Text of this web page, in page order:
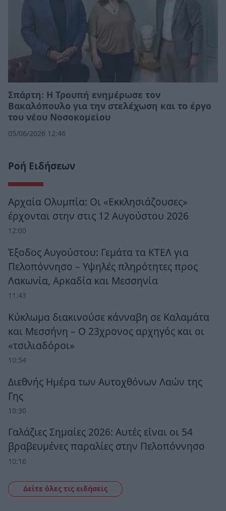
Σπάρτη: Η Τρουπή ενημέρωσε τον
Βακαλόπουλο για την στελέχωση και το έργο
του νέου Νοσοκομείου
05/06/2026 12:46
Ροή Ειδήσεων
Αρχαία Ολυμπία: Οι «Εκκλησιάζουσες»
έρχονται στην στις 12 Αυγούστου 2026
12:00
Έξοδος Αυγούστου: Γεμάτα τα ΚΤΕΛ για
Πελοπόννησο – Υψηλές πληρότητες προς
Λακωνία, Αρκαδία και Μεσσηνία
11:43
Κύκλωμα διακινούσε κάνναβη σε Καλαμάτα
και Μεσσήνη – Ο 23χρονος αρχηγός και οι
«τσιλιαδόροι»
10:54
Διεθνής Ημέρα των Αυτοχθόνων Λαών της
Γης
10:30
Γαλάζιες Σημαίες 2026: Αυτές είναι οι 54
βραβευμένες παραλίες στην Πελοπόννησο
10:16
Δείτε όλες τις ειδήσεις